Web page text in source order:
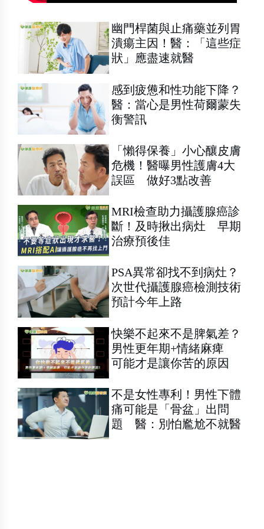
幽門桿菌與止痛藥並列胃
潰瘍主因！醫：「這些症
狀」應盡速就醫
感到疲憊和性功能下降？
醫：當心是男性荷爾蒙失
衡警訊
「懶得保養」小心釀皮膚
危機！醫曝男性護膚4大
誤區 做好3點改善
MRI檢查助力攝護腺癌診
斷！及時揪出病灶 早期
治療預後佳
PSA異常卻找不到病灶？
次世代攝護腺癌檢測技術
預計今年上路
快樂不起來不是脾氣差？
男性更年期+情緒麻痺
可能才是讓你苦的原因
不是女性專利！男性下體
痛可能是「骨盆」出問
題 醫：別怕尷尬不就醫